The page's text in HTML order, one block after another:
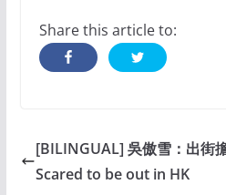
Share this article to:
[BILINGUAL] 吳傲雪：出街
Scared to be out in HK